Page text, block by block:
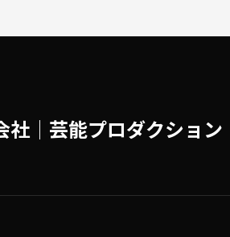
社│芸能プロダクション